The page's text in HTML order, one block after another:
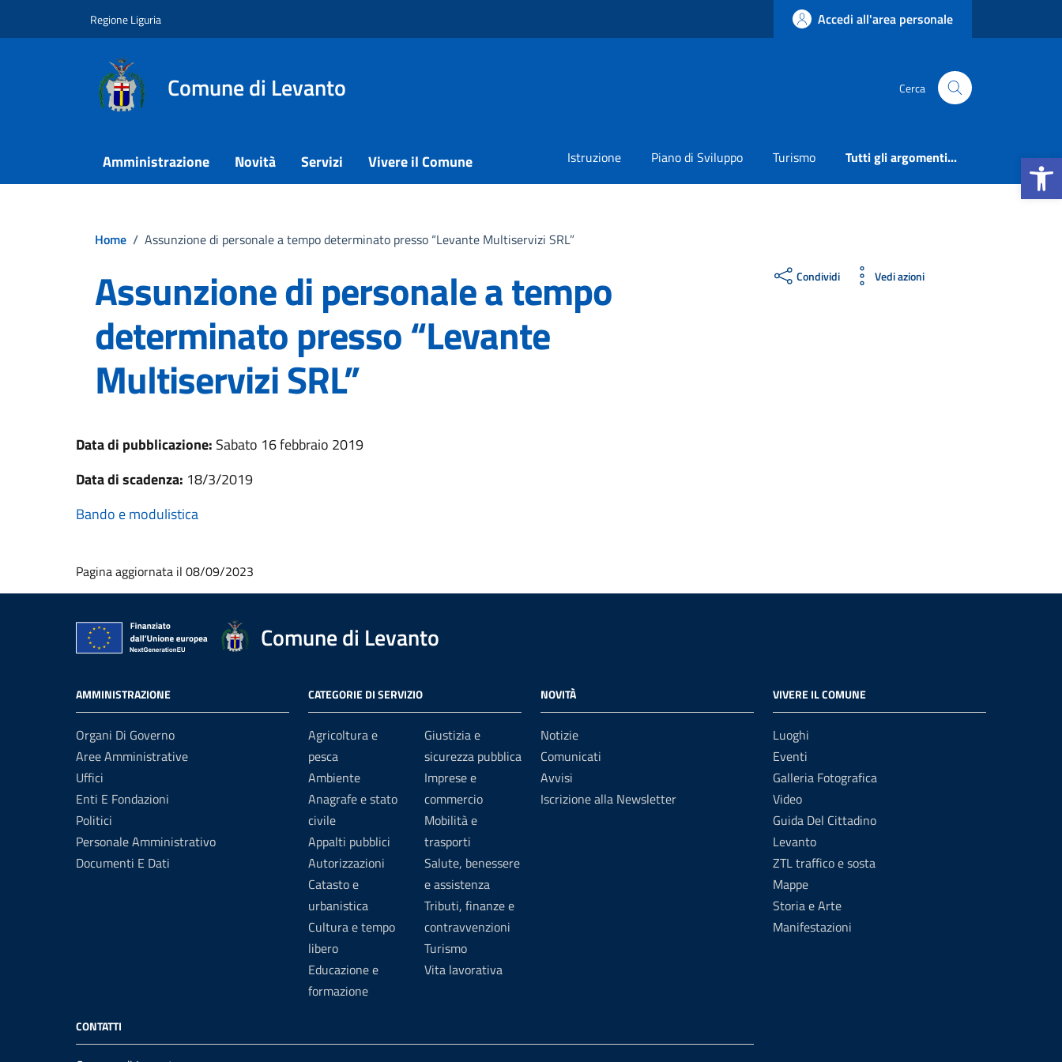
Apri la
Regione Liguria Accedi all'area personale
Comune di Levanto Cerca
Amministrazione Novità Servizi Vivere il Comune Istruzione Piano di Sviluppo Turismo Tutti gli argomenti...
Home / Assunzione di personale a tempo determinato presso “Levante Multiservizi SRL”
Assunzione di personale a tempo
determinato presso “Levante
Multiservizi SRL”
Condividi Vedi azioni
Data di pubblicazione: Sabato 16 febbraio 2019
Data di scadenza: 18/3/2019
Bando e modulistica
Pagina aggiornata il 08/09/2023
Comune di Levanto
AMMINISTRAZIONE
Organi Di Governo
Aree Amministrative
Uffici
Enti E Fondazioni
Politici
Personale Amministrativo
Documenti E Dati
CATEGORIE DI SERVIZIO
Agricoltura e
pesca
Ambiente
Anagrafe e stato
civile
Appalti pubblici
Autorizzazioni
Catasto e
urbanistica
Cultura e tempo
libero
Educazione e
formazione
Giustizia e
sicurezza pubblica
Imprese e
commercio
Mobilità e
trasporti
Salute, benessere
e assistenza
Tributi, finanze e
contravvenzioni
Turismo
Vita lavorativa
NOVITÀ
Notizie
Comunicati
Avvisi
Iscrizione alla Newsletter
VIVERE IL COMUNE
Luoghi
Eventi
Galleria Fotografica
Video
Guida Del Cittadino
Levanto
ZTL traffico e sosta
Mappe
Storia e Arte
Manifestazioni
CONTATTI